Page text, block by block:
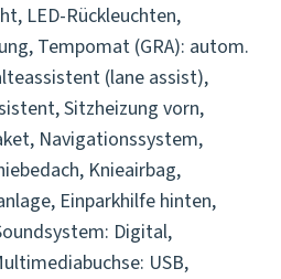
LED-Rückleuchten,
Tempomat (GRA): autom.
(lane assist),
Sitzheizung vorn,
Navigationssystem,
Knieairbag,
Einparkhilfe hinten,
Digital,
USB,